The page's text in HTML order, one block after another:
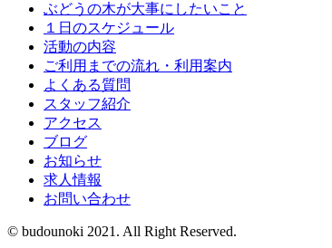
ぶどうの木が大事にしたいこと
１日のスケジュール
活動の内容
ご利用までの流れ・利用案内
よくある質問
スタッフ紹介
アクセス
ブログ
お知らせ
求人情報
お問い合わせ
© budounoki 2021. All Right Reserved.